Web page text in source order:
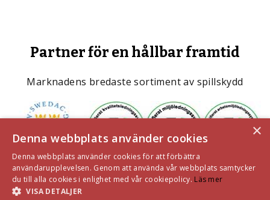
Partner för en hållbar framtid
Marknadens bredaste sortiment av spillskydd
×
Denna webbplats använder cookies
Denna webbplats använder cookies för att förbättra
användarupplevelsen. Genom att använda vår webbplats samtycker
du till alla cookies i enlighet med vår cookiepolicy. Läs mer
VISA DETALJER